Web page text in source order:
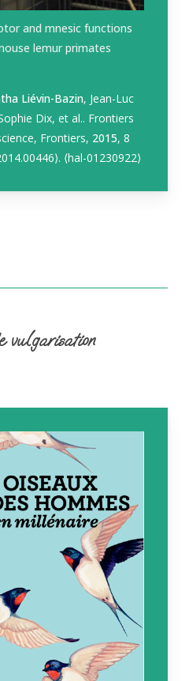
and mnesic functions
lemur primates
Liévin-Bazin, Jean-Luc
Dix, et al.. Frontiers
Frontiers, 2015, 8
⟩. ⟨hal-01230922⟩
vulgarisation